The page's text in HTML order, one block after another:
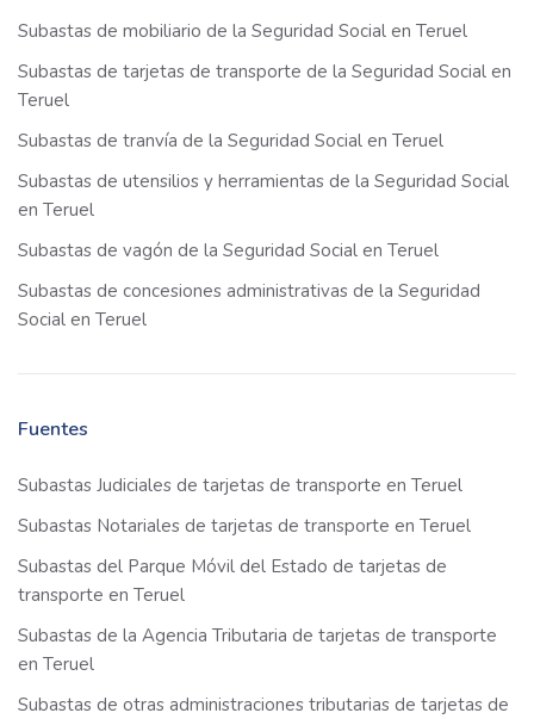
Subastas de mobiliario de la Seguridad Social en Teruel
Subastas de tarjetas de transporte de la Seguridad Social en
Teruel
Subastas de tranvía de la Seguridad Social en Teruel
Subastas de utensilios y herramientas de la Seguridad Social
en Teruel
Subastas de vagón de la Seguridad Social en Teruel
Subastas de concesiones administrativas de la Seguridad
Social en Teruel
Fuentes
Subastas Judiciales de tarjetas de transporte en Teruel
Subastas Notariales de tarjetas de transporte en Teruel
Subastas del Parque Móvil del Estado de tarjetas de
transporte en Teruel
Subastas de la Agencia Tributaria de tarjetas de transporte
en Teruel
Subastas de otras administraciones tributarias de tarjetas de